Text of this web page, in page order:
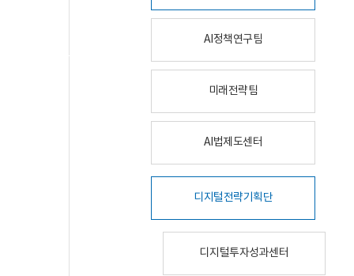
AI정책연구팀
미래전략팀
AI법제도센터
디지털전략기획단
디지털투자성과센터